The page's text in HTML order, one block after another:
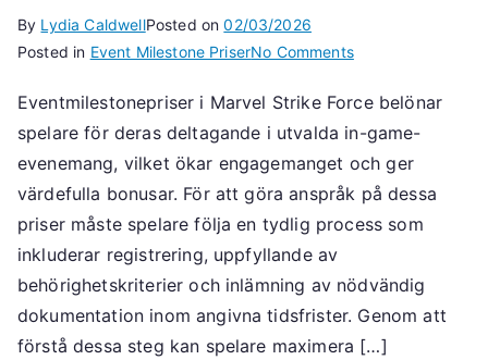
By Lydia CaldwellPosted on02/03/2026
Posted in Event Milestone PriserNo Commentson
på
evenemangets
milstolpspriser:
Milstolpspriser
i
evenemang,
Bonusbelöningar
Eventmilestonepriser i Marvel Strike Force belönar
spelare för deras deltagande i utvalda in-game-
evenemang, vilket ökar engagemanget och ger
värdefulla bonusar. För att göra anspråk på dessa
priser måste spelare följa en tydlig process som
inkluderar registrering, uppfyllande av
behörighetskriterier och inlämning av nödvändig
dokumentation inom angivna tidsfrister. Genom att
förstå dessa steg kan spelare maximera […]